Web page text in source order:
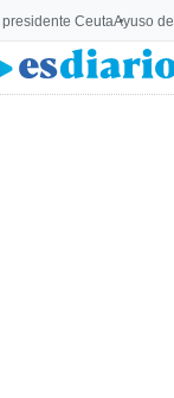
CeutaAyuso